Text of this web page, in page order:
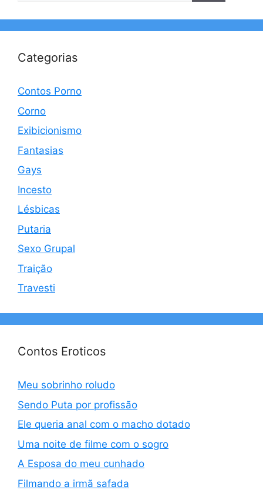
Categorias
Contos Porno
Corno
Exibicionismo
Fantasias
Gays
Incesto
Lésbicas
Putaria
Sexo Grupal
Traição
Travesti
Contos Eroticos
Meu sobrinho roludo
Sendo Puta por profissão
Ele queria anal com o macho dotado
Uma noite de filme com o sogro
A Esposa do meu cunhado
Filmando a irmã safada